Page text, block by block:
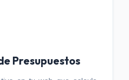
Presupuestos